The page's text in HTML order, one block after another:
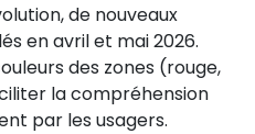
de nouveaux
en avril et mai 2026.
des zones (rouge,
la compréhension
par les usagers.